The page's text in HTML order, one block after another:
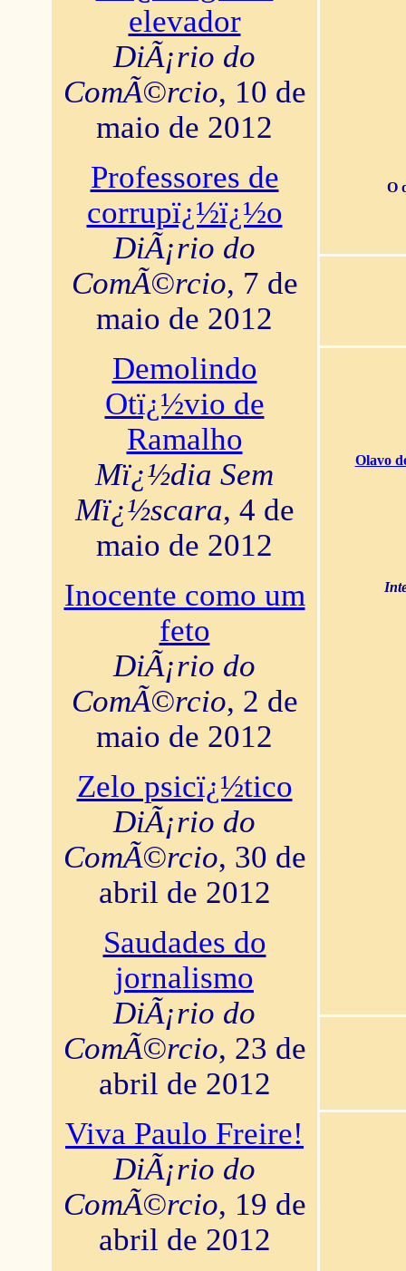
elevador
DiÃ¡rio do
ComÃ©rcio, 10 de
maio de 2012
Professores de
corrupï¿½ï¿½o
DiÃ¡rio do
ComÃ©rcio, 7 de
maio de 2012
Demolindo
Otï¿½vio de
Ramalho
Mï¿½dia Sem
Mï¿½scara, 4 de
maio de 2012
Inocente como um
feto
DiÃ¡rio do
ComÃ©rcio, 2 de
maio de 2012
Zelo psicï¿½tico
DiÃ¡rio do
ComÃ©rcio, 30 de
abril de 2012
Saudades do
jornalismo
DiÃ¡rio do
ComÃ©rcio, 23 de
abril de 2012
Viva Paulo Freire!
DiÃ¡rio do
ComÃ©rcio, 19 de
abril de 2012
O
Olavo